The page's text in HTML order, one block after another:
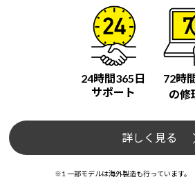
24時間365日
サポート
72時
の修
詳しく見る
※1 一部モデルは海外製造も行っています。